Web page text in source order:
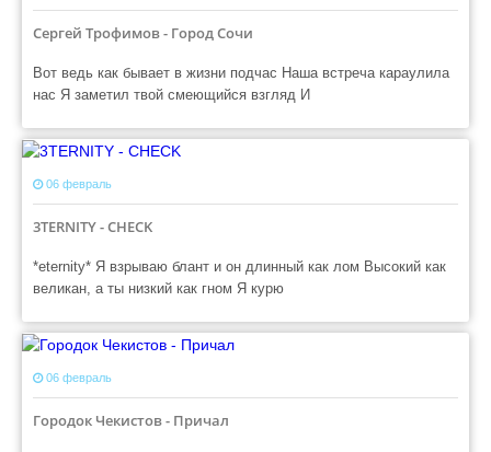
Сергей Трофимов - Город Сочи
Вот ведь как бывает в жизни подчас Наша встреча караулила
нас Я заметил твой смеющийся взгляд И
06 февраль
3TERNITY - CHECK
*eternity* Я взрываю блант и он длинный как лом Высокий как
великан, а ты низкий как гном Я курю
06 февраль
Городок Чекистов - Причал